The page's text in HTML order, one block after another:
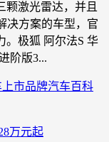
颗激光雷达，并且
决方案的车型，官
。极狐 阿尔法S 华
阶版3...
市品牌汽车百科